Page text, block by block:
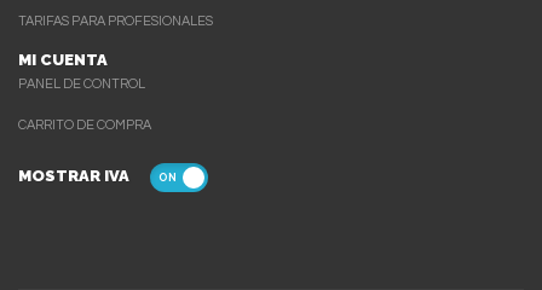
TARIFAS PARA PROFESIONALES
MI CUENTA
PANEL DE CONTROL
CARRITO DE COMPRA
MOSTRAR IVA